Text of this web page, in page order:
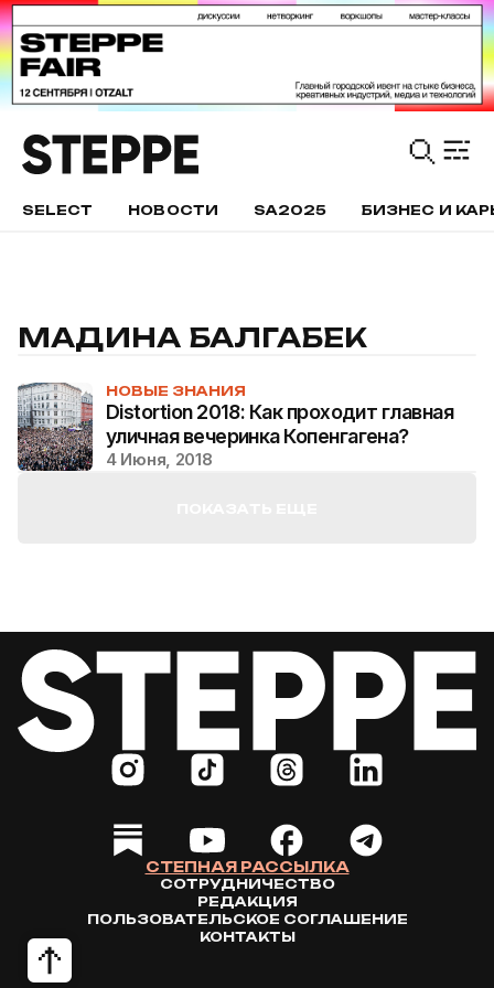
SELECT НОВОСТИ SA2025 БИЗНЕС И
МАДИНА БАЛГАБЕК
НОВЫЕ ЗНАНИЯ
Distortion 2018: Как проходит главная
уличная вечеринка Копенгагена?
4 Июня, 2018
СТЕПНАЯ РАССЫЛКА
СОТРУДНИЧЕСТВО
РЕДАКЦИЯ
ПОЛЬЗОВАТЕЛЬСКОЕ СОГЛАШЕНИЕ
КОНТАКТЫ